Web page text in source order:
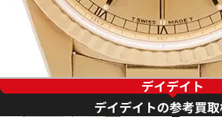
デイデイト
デイデイトの参考買